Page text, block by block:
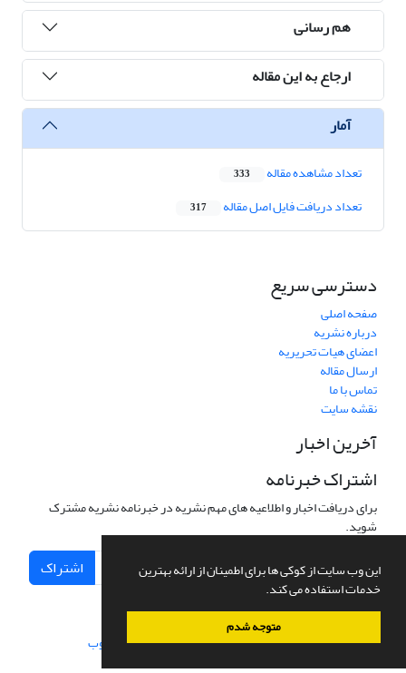
این وب سایت از کوکی ها برای اطمینان از ارائه بهترین
خدمات استفاده می کند.
متوجه شدم
هم رسانی
ارجاع به این مقاله
آمار
تعداد مشاهده مقاله 333
تعداد دریافت فایل اصل مقاله 317
دسترسی سریع
صفحه اصلی
درباره نشریه
اعضای هیات تحریریه
ارسال مقاله
تماس با ما
نقشه سایت
آخرین اخبار
اشتراک خبرنامه
برای دریافت اخبار و اطلاعیه های مهم نشریه در خبرنامه نشریه مشترک
شوید.
اشتراک
سامانه مدیریت نشریات علمی.طراحی و پیاده سازی از سیناوب